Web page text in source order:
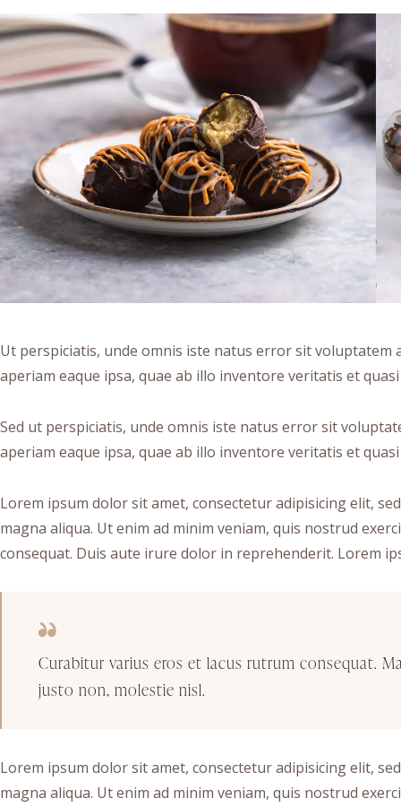
Ut perspiciatis, unde omnis iste natus error sit
aperiam eaque ipsa, quae ab illo inventore veritatis et
Sed ut perspiciatis, unde omnis iste natus error sit
aperiam eaque ipsa, quae ab illo inventore veritatis et
Lorem ipsum dolor sit amet, consectetur adipisicing elit,
magna aliqua. Ut enim ad minim veniam, quis nostrud
consequat. Duis aute irure dolor in reprehenderit. Lorem
Curabitur varius eros et lacus rutrum consequat.
justo non, molestie nisl.
Lorem ipsum dolor sit amet, consectetur adipisicing elit,
magna aliqua. Ut enim ad minim veniam, quis nostrud